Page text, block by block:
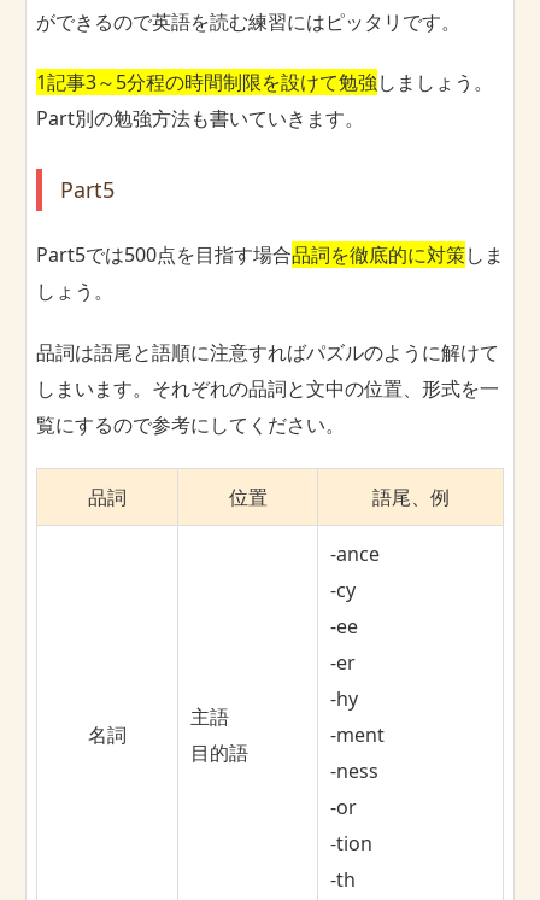
ができるので英語を読む練習にはピッタリです。
1記事3～5分程の時間制限を設けて勉強しましょう。
Part別の勉強方法も書いていきます。
Part5
Part5では500点を目指す場合品詞を徹底的に対策しま
しょう。
品詞は語尾と語順に注意すればパズルのように解けて
しまいます。それぞれの品詞と文中の位置、形式を一
覧にするので参考にしてください。
品詞 位置 語尾、例
名詞
主語
目的語
-ance
-cy
-ee
-er
-hy
-ment
-ness
-or
-tion
-th